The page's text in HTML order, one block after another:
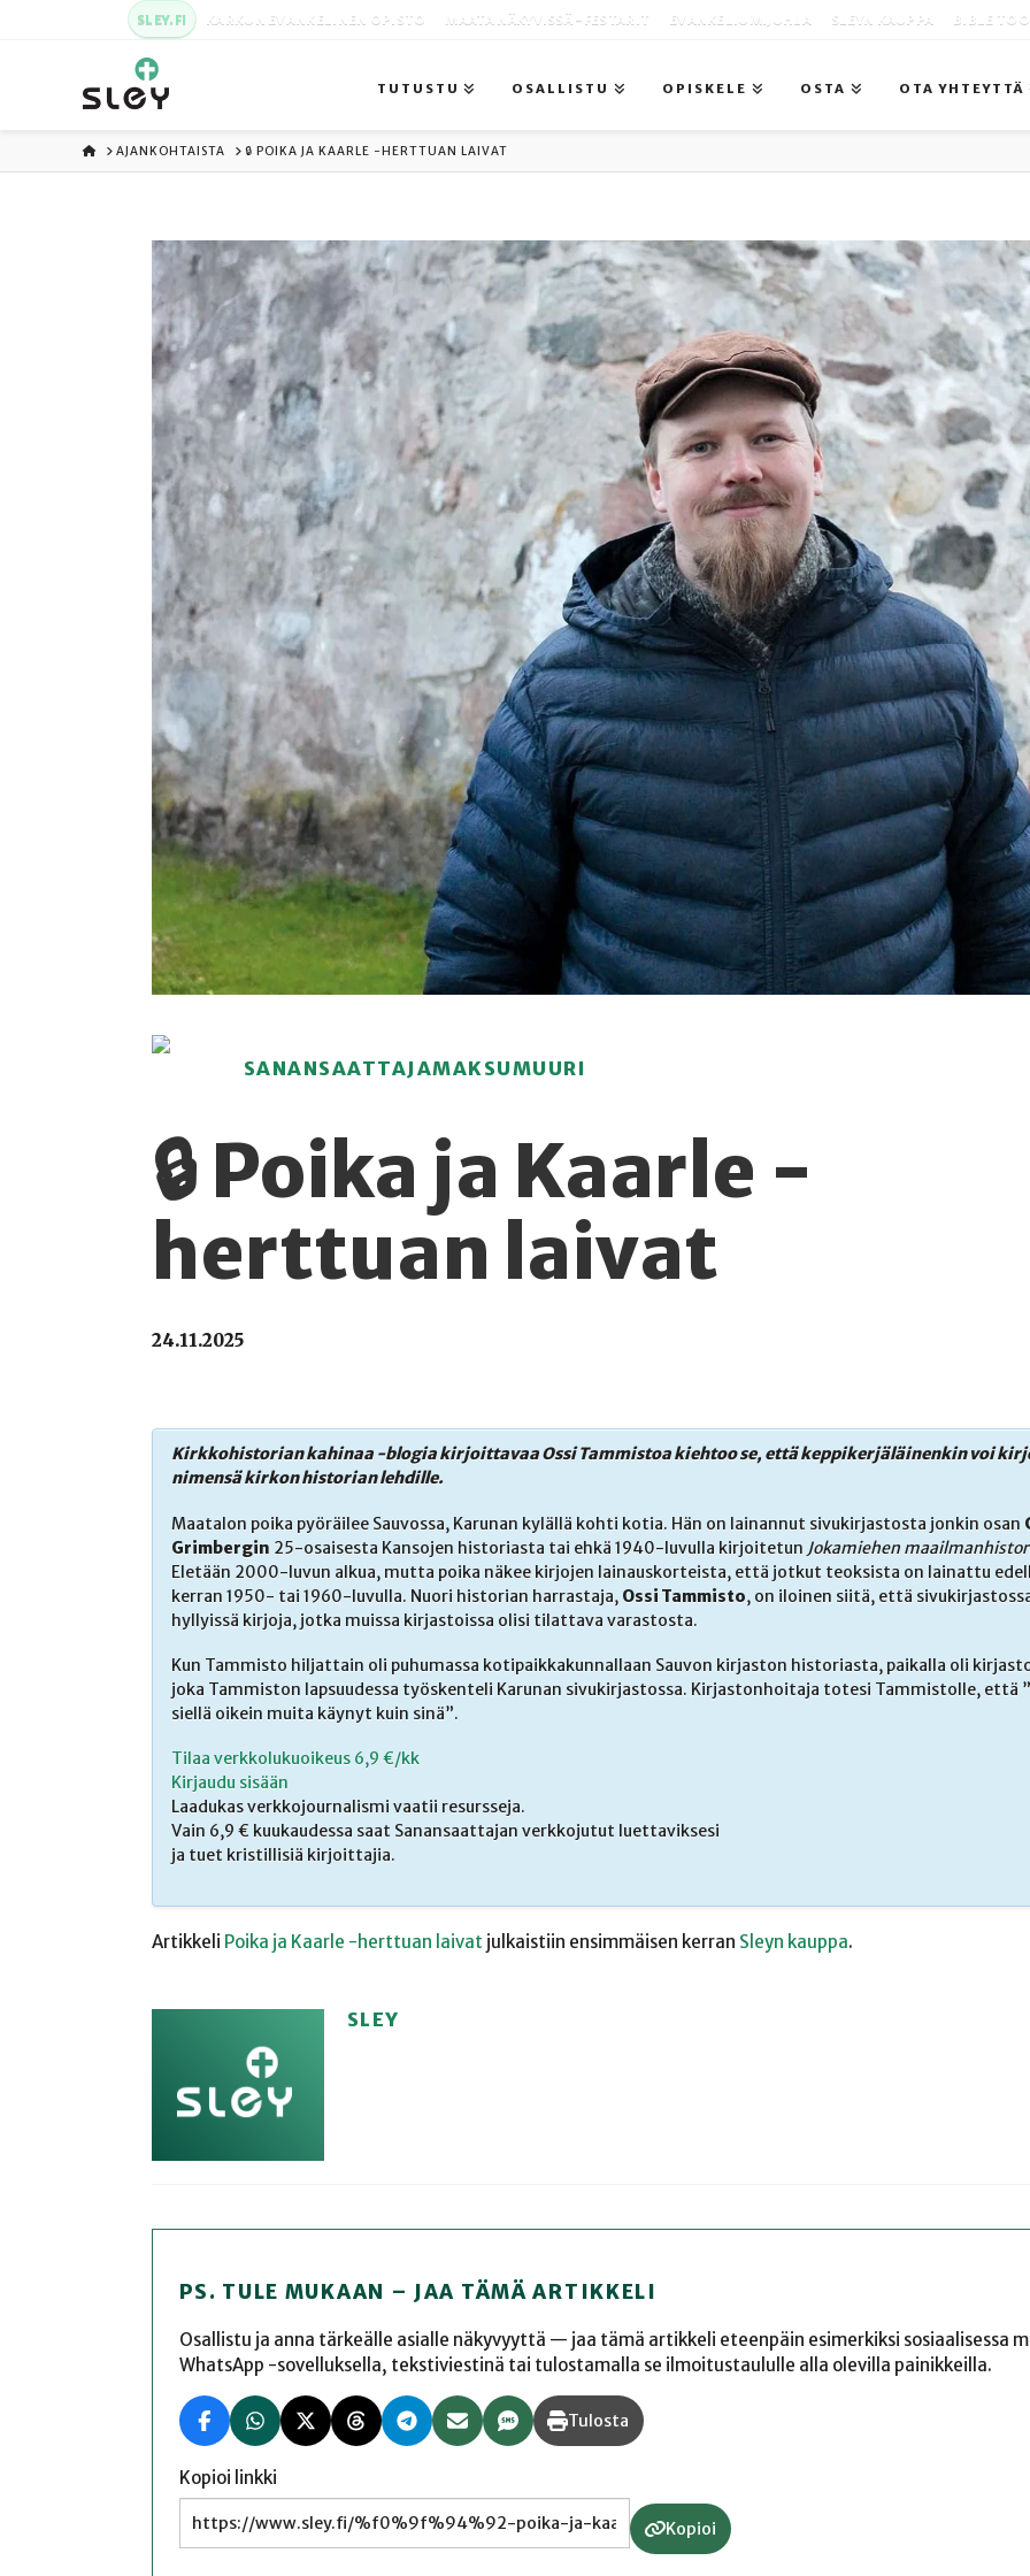
SLEY.FI KARKUN EVANKELINEN OPISTO MAATA NÄKYVISSÄ -FESTARIT EVANKELIUMIJUHLA SLEYN KAUPPA BIBLE
TUTUSTU OSALLISTU OPISKELE OSTA OTA YHTEYTTÄ
ETUSIVU
AJANKOHTAISTA 🔒 POIKA JA KAARLE -HERTTUAN LAIVAT
SANANSAATTAJAMAKSUMUURI
🔒 Poika ja Kaarle -
herttuan laivat
24.11.2025
Kirkkohistorian kahinaa -blogia kirjoittavaa Ossi Tammistoa kiehtoo se, että keppikerjäläinenkin voi
nimensä kirkon historian lehdille.
Maatalon poika pyöräilee Sauvossa, Karunan kylällä kohti kotia. Hän on lainannut sivukirjastosta jonkin osan
Grimbergin 25-osaisesta Kansojen historiasta tai ehkä 1940-luvulla kirjoitetun Jokamiehen
Eletään 2000-luvun alkua, mutta poika näkee kirjojen lainauskorteista, että jotkut teoksista on lainattu
kerran 1950- tai 1960-luvulla. Nuori historian harrastaja, Ossi Tammisto, on iloinen siitä, että
hyllyissä kirjoja, jotka muissa kirjastoissa olisi tilattava varastosta.
Kun Tammisto hiljattain oli puhumassa kotipaikkakunnallaan Sauvon kirjaston historiasta, paikalla oli
joka Tammiston lapsuudessa työskenteli Karunan sivukirjastossa. Kirjastonhoitaja totesi Tammistolle, että
siellä oikein muita käynyt kuin sinä”.
Tilaa verkkolukuoikeus 6,9 €/kk
Kirjaudu sisään
Laadukas verkkojournalismi vaatii resursseja.
Vain 6,9 € kuukaudessa saat Sanansaattajan verkkojutut luettaviksesi
ja tuet kristillisiä kirjoittajia.
Artikkeli Poika ja Kaarle -herttuan laivat julkaistiin ensimmäisen kerran Sleyn kauppa.
SLEY
PS. TULE MUKAAN – JAA TÄMÄ ARTIKKELI
Osallistu ja anna tärkeälle asialle näkyvyyttä — jaa tämä artikkeli eteenpäin esimerkiksi sosiaalisessa
WhatsApp -sovelluksella, tekstiviestinä tai tulostamalla se ilmoitustaululle alla olevilla painikkeilla.
Tulosta
Kopioi linkki
Kopioi